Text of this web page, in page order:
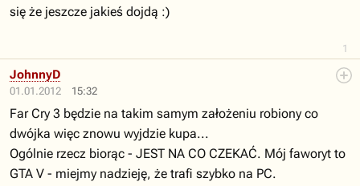
1
się że jeszcze jakieś dojdą :)
01.01.2012 15:32
JohnnyD
Far Cry 3 będzie na takim samym założeniu robiony co
dwójka więc znowu wyjdzie kupa...
Ogólnie rzecz biorąc - JEST NA CO CZEKAĆ. Mój faworyt to
GTA V - miejmy nadzieję, że trafi szybko na PC.